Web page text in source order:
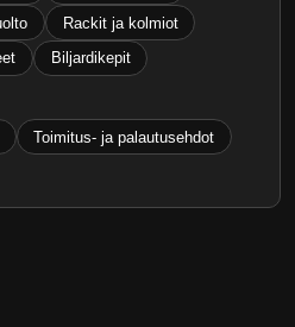
Rackit ja kolmiot
Biljardikepit
Toimitus- ja palautusehdot